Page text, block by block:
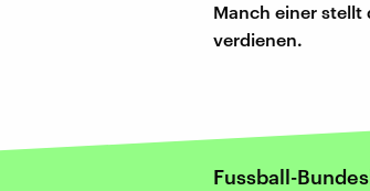
Manch einer stellt
verdienen.
Fussball-